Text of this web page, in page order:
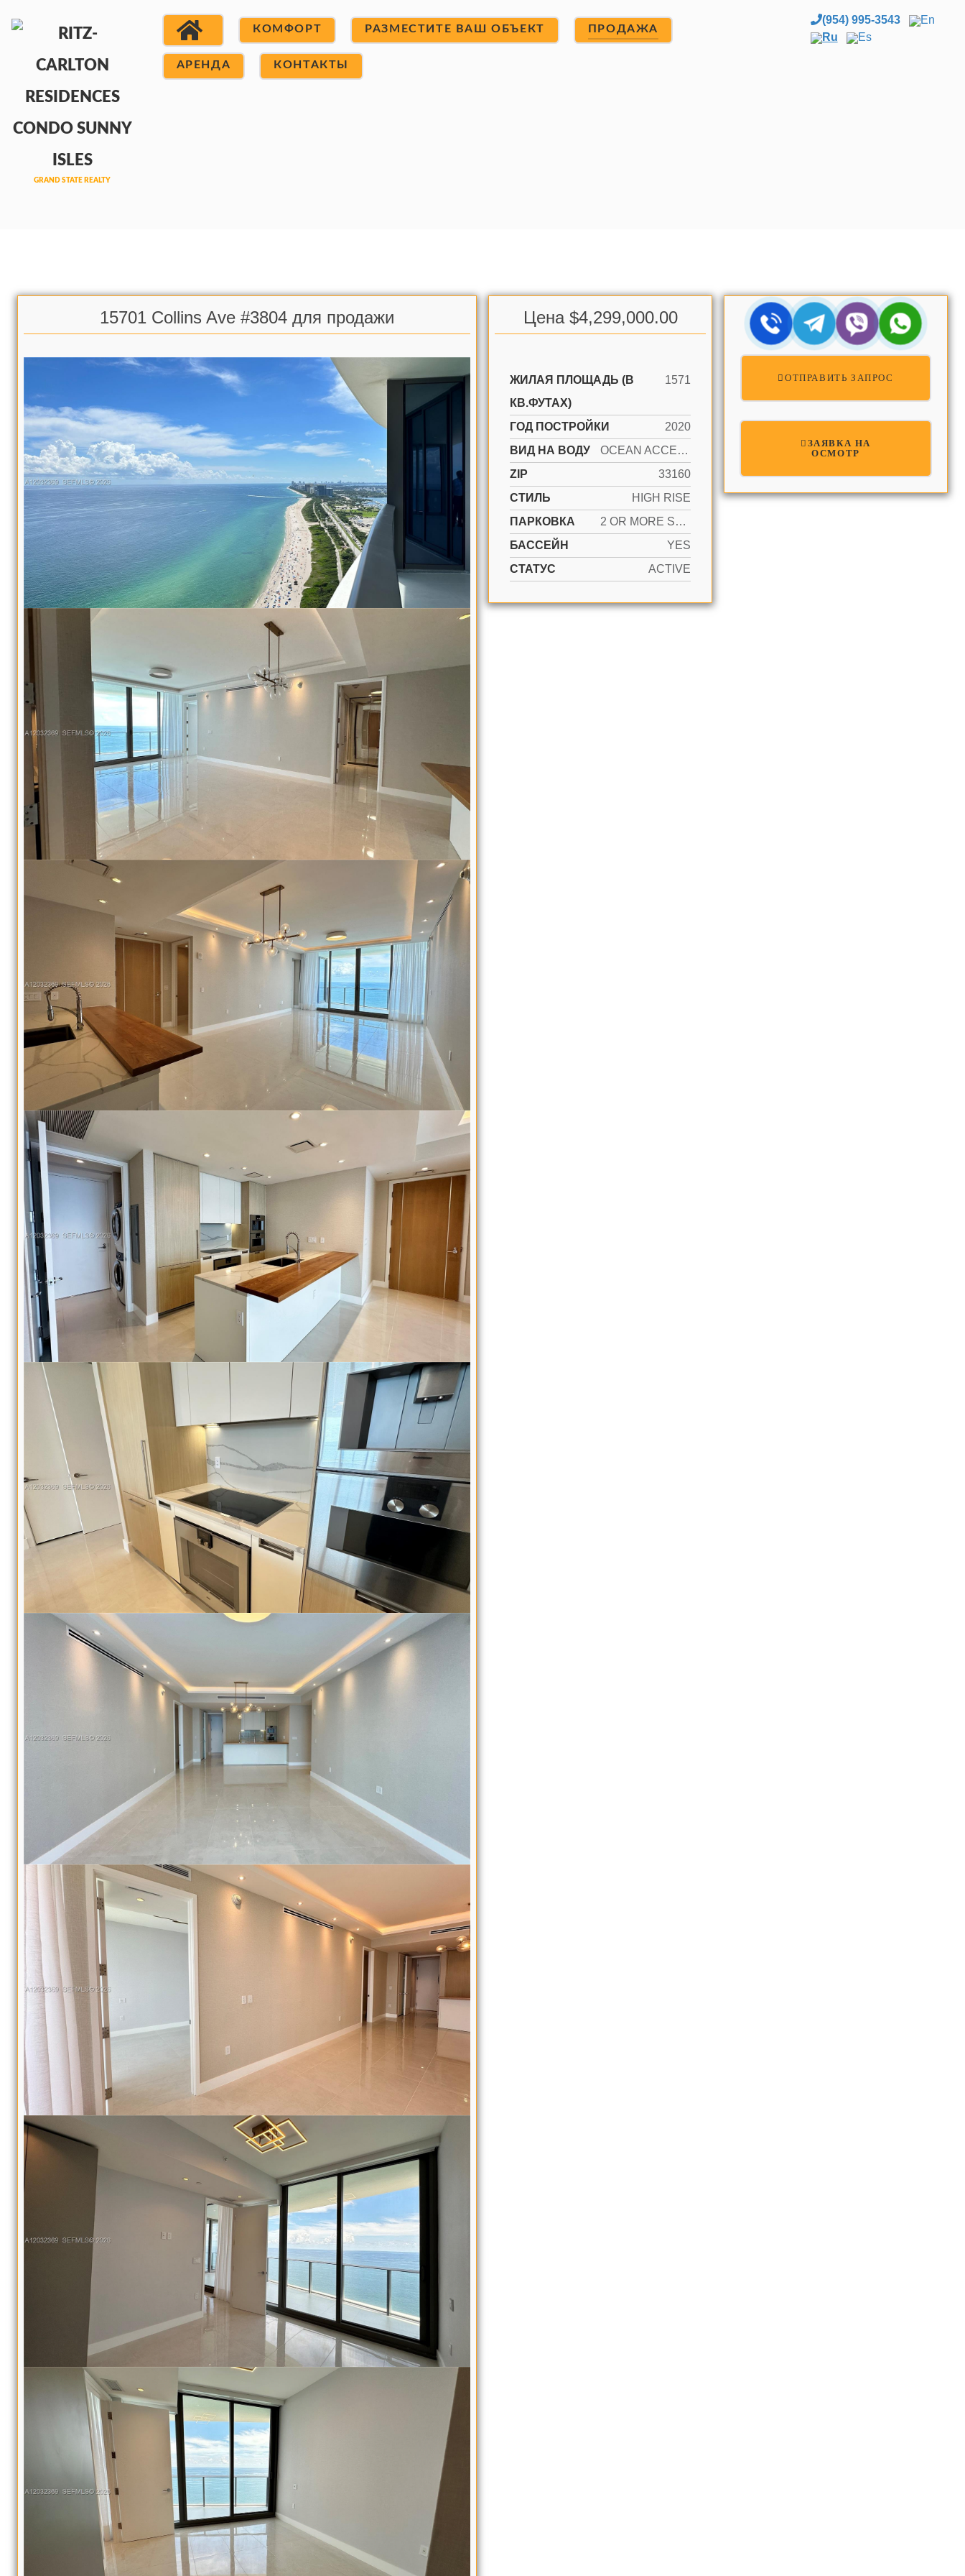
КОМФОРТ РАЗМЕСТИТЕ ВАШ ОБЪЕКТ ПРОДАЖА
АРЕНДА КОНТАКТЫ
(954) 995-3543
En
Ru
Es
15701 Collins Ave #3804 для продажи Цена $4,299,000.00
ЖИЛАЯ ПЛОЩАДЬ (В
КВ.ФУТАХ)
1571
ГОД ПОСТРОЙКИ
2020
ВИД НА ВОДУ
OCEAN ACCESS, OCEAN FRONT
ZIP
33160
СТИЛЬ
HIGH RISE
ПАРКОВКА
2 OR MORE SPACES, COVERED, VALET, LIMITED # OF VEHICLE, NO RV/BOATS, NO TRUCKS/TRAILERS
БАССЕЙН
YES
СТАТУС
ACTIVE
ОТПРАВИТЬ ЗАПРОС
ЗАЯВКА НА
ОСМОТР